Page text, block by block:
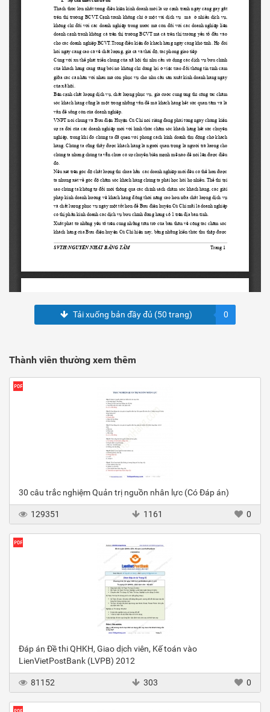
Tải xuống bản đầy đủ (50 trang) 0
Thành viên thường xem thêm
30 câu trắc nghiệm Quản trị nguồn nhân lực (Có Đáp án)
129351 1161 0
Đáp án Đề thi QHKH, Giao dịch viên, Kế toán vào
LienVietPostBank (LVPB) 2012
81152 303 0